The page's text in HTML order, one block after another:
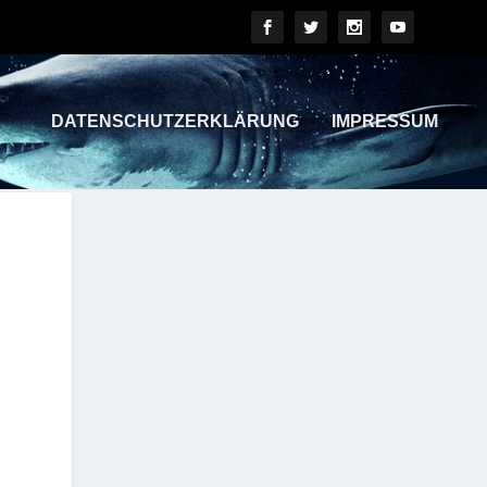
DATENSCHUTZERKLÄRUNG IMPRESSUM